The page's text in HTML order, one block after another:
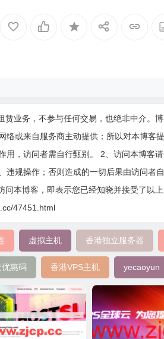
业务，不参与任何交易，也绝非中介。
络或来自服务商主动提供；所以对本博客
，访问者需自行甄别。 2、访问本博客
违规操作；否则造成的一切后果由访问者
本博客，即表示您已经知晓并接受了以上
47451.html
虚拟主机 香港独立服务器
优惠码 香港VPS主机 yecaoyun